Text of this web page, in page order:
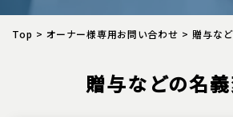
Top > オーナー様専用お問い合わせ > 贈与な
贈与などの名